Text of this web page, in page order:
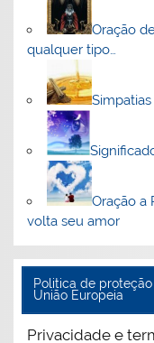
Oração
qualquer tipo…
Oração a
volta seu amor
Politica de
União Europeia
Privacidade e